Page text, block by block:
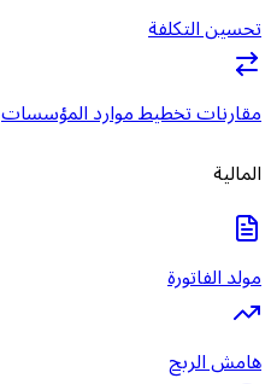
تحسين التكلفة
مقارنات تخطيط موارد المؤسسات
المالية
مولد الفاتورة
هامش الربح